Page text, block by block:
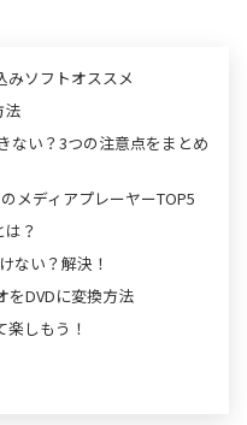
みソフトオススメ
法
ない？3つの注意点をまとめ
メディアプレーヤーTOP5
？
ない？解決！
をDVDに変換方法
楽しもう！